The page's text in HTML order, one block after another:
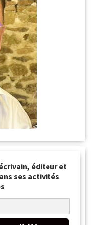
éditeur et
ses activités